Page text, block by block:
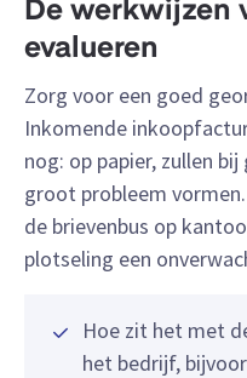
De werkwijzen
evalueren
Zorg voor een goed
Inkomende
nog: op papier, zullen
groot probleem
de brievenbus op
plotseling een
Hoe zit het met
het bedrijf,